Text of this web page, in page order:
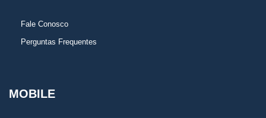
Fale Conosco
Perguntas Frequentes
MOBILE